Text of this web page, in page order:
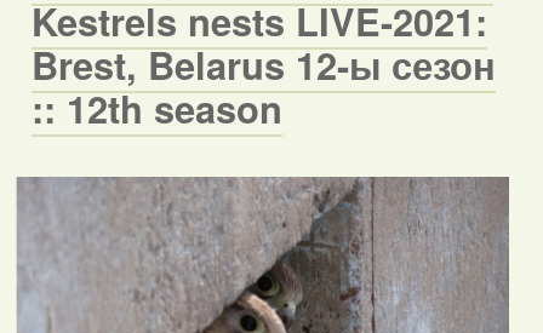
Kestrels nests LIVE-2021:
Brest, Belarus 12-ы сезон
:: 12th season